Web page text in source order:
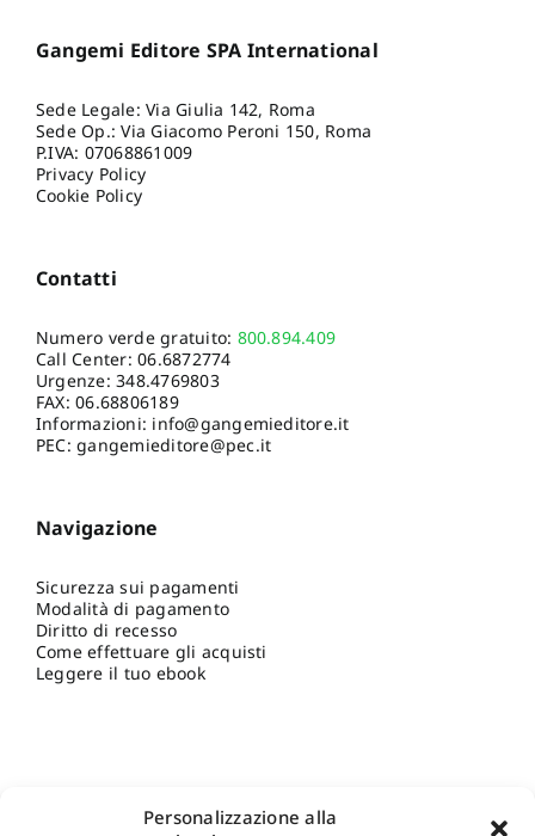
Personalizzazione alla
Gangemi Editore SPA International
Sede Legale: Via Giulia 142, Roma
Sede Op.: Via Giacomo Peroni 150, Roma
P.IVA: 07068861009
Privacy Policy
Cookie Policy
Contatti
Numero verde gratuito: 800.894.409
Call Center:06.6872774
Urgenze:348.4769803
FAX: 06.68806189
Informazioni: info@gangemieditore.it
PEC: gangemieditore@pec.it
Navigazione
Sicurezza sui pagamenti
Modalità di pagamento
Diritto di recesso
Come effettuare gli acquisti
Leggere il tuo ebook